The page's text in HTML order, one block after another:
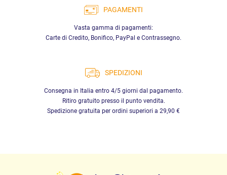
PAGAMENTI
Vasta gamma di pagamenti:
Carte di Credito, Bonifico, PayPal e Contrassegno.
SPEDIZIONI
Consegna in Italia entro 4/5 giorni dal pagamento.
Ritiro gratuito presso il punto vendita.
Spedizione gratuita per ordini superiori a 29,90 €